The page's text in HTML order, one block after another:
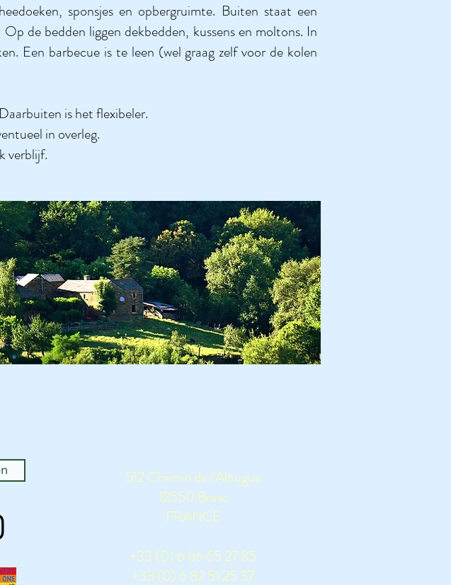
sponsjes en opbergruimte. Buiten staat een
de bedden liggen dekbedden, kussens en moltons. In
Een barbecue is te leen (wel graag zelf voor de kolen
is het flexibeler.
in overleg.
verblijf.
512 Chemin de l'Albugue
12550 Brasc
FRANCE
+33 (0) 6 86 65 27 85
+33 (0) 6 82 51 25 37